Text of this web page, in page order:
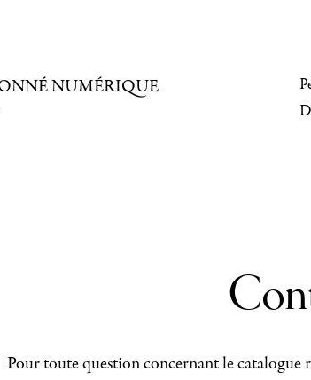
NUMÉRIQUE
Pour toute question concernant le catalogue